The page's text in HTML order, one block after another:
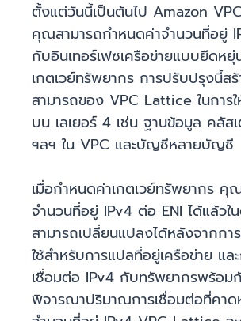
ตั้งแต่วันนี้เป็นต้นไป Amazon
คุณสามารถกำหนดค่าจำนวนที่อยู่
กับอินเทอร์เฟซเครือข่ายแบบยืดห
เกตเวย์ทรัพยากร การปรับปรุงนี้ส
สามารถของ VPC Lattice ในการ
บน เลเยอร์ 4 เช่น ฐานข้อมูล คลัส
ฯลฯ ใน VPC และบัญชีหลายบัญชี
เมื่อกำหนดค่าเกตเวย์ทรัพยากร คุ
จำนวนที่อยู่ IPv4 ต่อ ENI ได้แล้วใ
สามารถเปลี่ยนแปลงได้หลังจากก
ใช้สำหรับการแปลที่อยู่เครือข่าย แล
เชื่อมต่อ IPv4 กับทรัพยากรพร้อ
พิจารณาปริมาณการเชื่อมต่อที่คาด